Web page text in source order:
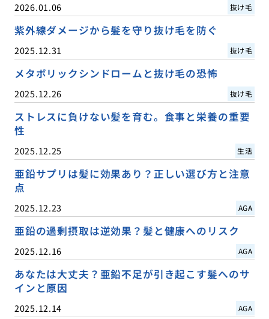
2026.01.06 抜け毛
紫外線ダメージから髪を守り抜け毛を防ぐ
2025.12.31 抜け毛
メタボリックシンドロームと抜け毛の恐怖
2025.12.26 抜け毛
ストレスに負けない髪を育む。食事と栄養の重要
性
2025.12.25 生活
亜鉛サプリは髪に効果あり？正しい選び方と注意
点
2025.12.23 AGA
亜鉛の過剰摂取は逆効果？髪と健康へのリスク
2025.12.16 AGA
あなたは大丈夫？亜鉛不足が引き起こす髪へのサ
インと原因
2025.12.14 AGA